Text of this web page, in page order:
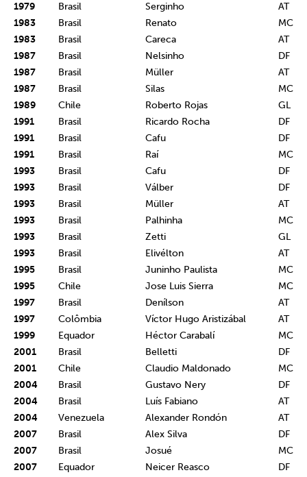
1979
Brasil Serginho
AT
1983
Brasil Renato
MC
1983
Brasil Careca
AT
1987
Brasil Nelsinho
DF
1987
Brasil Müller
AT
1987
Brasil Silas
MC
1989
Chile Roberto Rojas
GL
1991
Brasil Ricardo Rocha
DF
1991
Brasil Cafu
DF
1991
Brasil Raí
MC
1993
Brasil Cafu
DF
1993
Brasil Válber
DF
1993
Brasil Müller
AT
1993
Brasil Palhinha
MC
1993
Brasil Zetti
GL
1993
Brasil Elivélton
AT
1995
Brasil Juninho Paulista
MC
1995
Chile Jose Luis Sierra
MC
1997
Brasil Denílson
AT
1997
Colômbia Víctor Hugo Aristizábal
AT
1999
Equador Héctor Carabalí
MC
2001
Brasil Belletti
DF
2001
Chile Claudio Maldonado
MC
2004
Brasil Gustavo Nery
DF
2004
Brasil Luís Fabiano
AT
2004
Venezuela Alexander Rondón
AT
2007
Brasil Alex Silva
DF
2007
Brasil Josué
MC
2007
Equador Neicer Reasco
DF